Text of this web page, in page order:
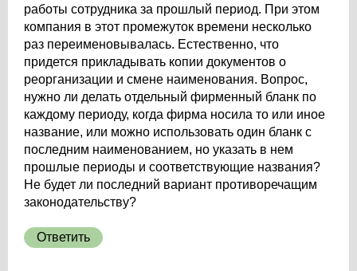
работы сотрудника за прошлый период. При этом
компания в этот промежуток времени несколько
раз переименовывалась. Естественно, что
придется прикладывать копии документов о
реорганизации и смене наименования. Вопрос,
нужно ли делать отдельный фирменный бланк по
каждому периоду, когда фирма носила то или иное
название, или можно использовать один бланк с
последним наименованием, но указать в нем
прошлые периоды и соответствующие названия?
Не будет ли последний вариант противоречащим
законодательству?
Ответить